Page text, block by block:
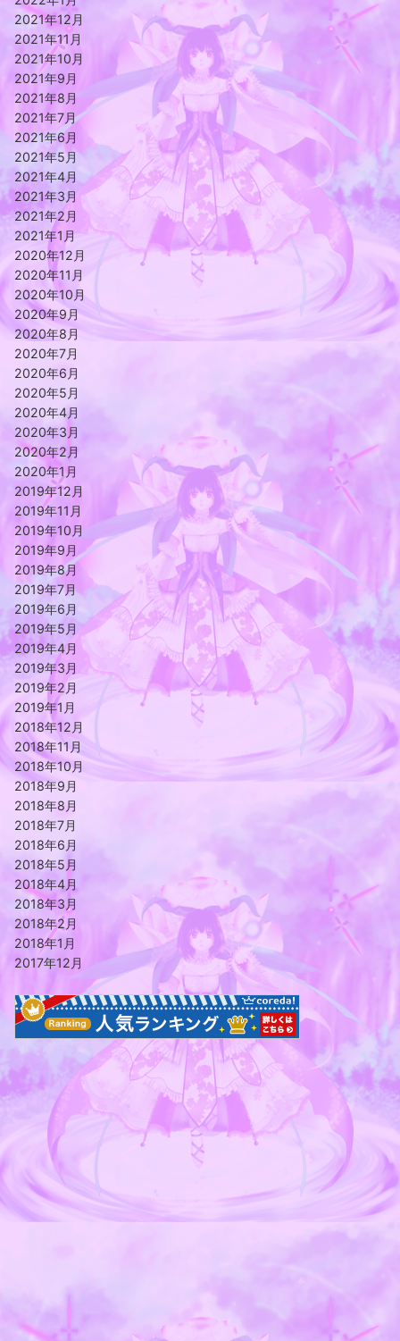
2021年12月
2021年11月
2021年10月
2021年9月
2021年8月
2021年7月
2021年6月
2021年5月
2021年4月
2021年3月
2021年2月
2021年1月
2020年12月
2020年11月
2020年10月
2020年9月
2020年8月
2020年7月
2020年6月
2020年5月
2020年4月
2020年3月
2020年2月
2020年1月
2019年12月
2019年11月
2019年10月
2019年9月
2019年8月
2019年7月
2019年6月
2019年5月
2019年4月
2019年3月
2019年2月
2019年1月
2018年12月
2018年11月
2018年10月
2018年9月
2018年8月
2018年7月
2018年6月
2018年5月
2018年4月
2018年3月
2018年2月
2018年1月
2017年12月